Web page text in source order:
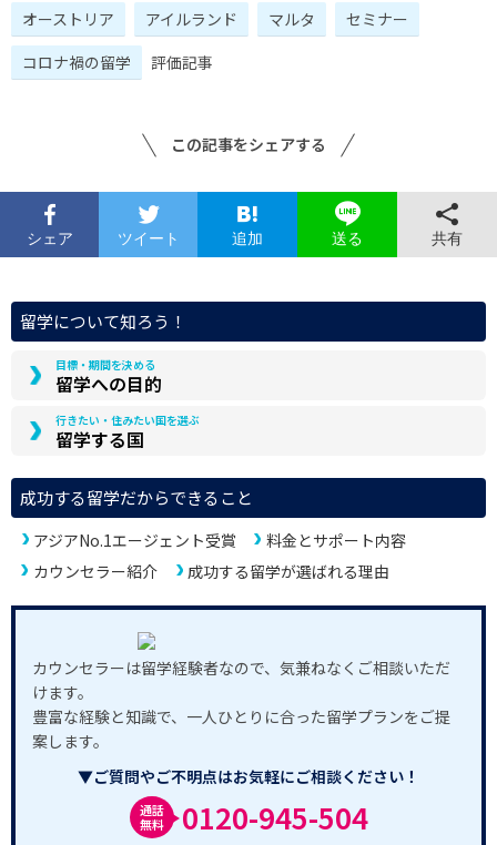
オーストリア
アイルランド マルタ
セミナー
コロナ禍の留学
評価記事
この記事をシェアする
シェア ツイート 追加 送る 共有
留学について知ろう！
目標・期間を決める
留学への目的
行きたい・住みたい国を選ぶ
留学する国
成功する留学だからできること
アジアNo.1エージェント受賞
料金とサポート内容
カウンセラー紹介
成功する留学が選ばれる理由
カウンセラーは留学経験者なので、気兼ねなくご相談いただ
けます。
豊富な経験と知識で、一人ひとりに合った留学プランをご提
案します。
▼ご質問やご不明点はお気軽にご相談ください！
通話
無料
0120-945-504